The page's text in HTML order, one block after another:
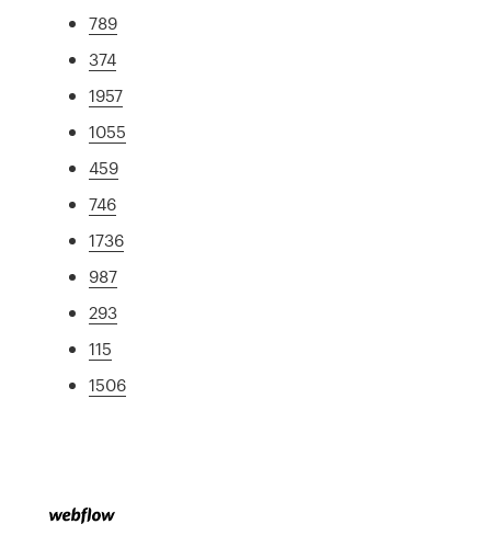
789
374
1957
1055
459
746
1736
987
293
115
1506